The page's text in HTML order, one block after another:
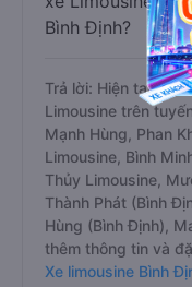
Bình Định?
Trả lời: Hiện tại có
Limousine trên
Mạnh Hùng, Phan
Limousine, Bình
Thủy Limousine,
Thành Phát (Bình
Hùng (Bình Định),
thêm thông tin và
Xe limousine Bình